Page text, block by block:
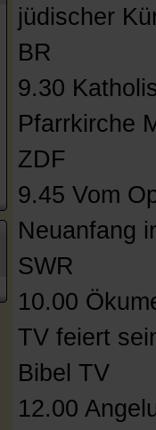
jüdischer
BR
9.30
Pfarrkirche
ZDF
9.45 Vom
Neuanfang
SWR
10.00
TV feiert
Bibel TV
12.00